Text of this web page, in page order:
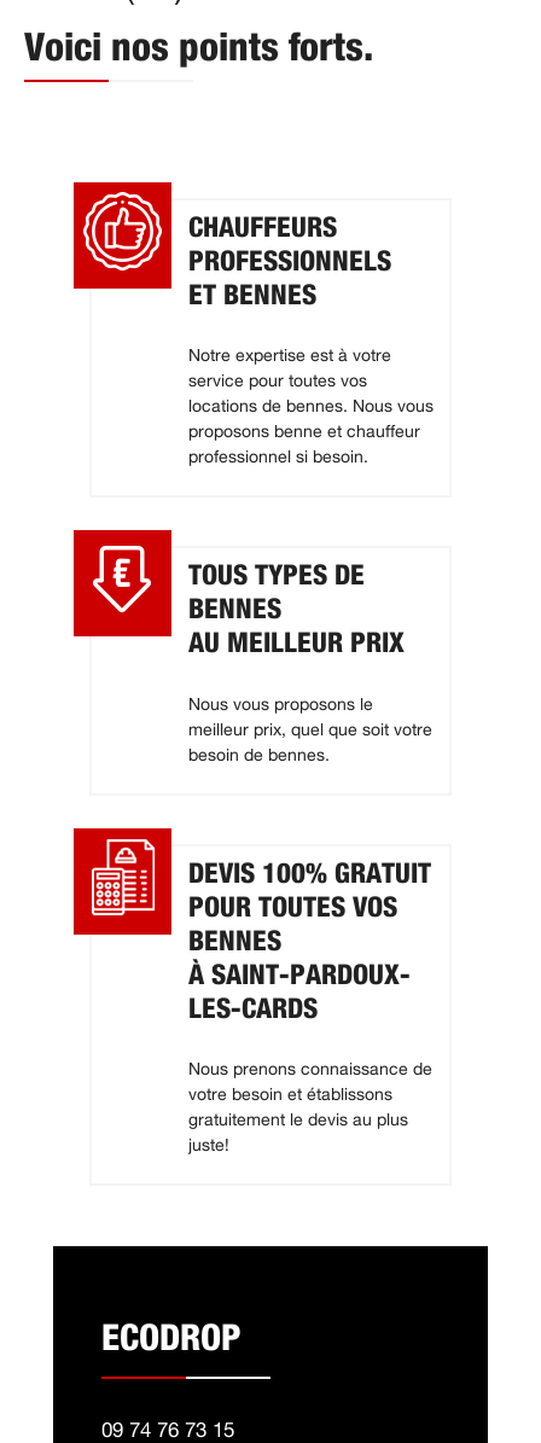
Voici nos points forts.
CHAUFFEURS
PROFESSIONNELS
ET BENNES
Notre expertise est à votre
service pour toutes vos
locations de bennes. Nous vous
proposons benne et chauffeur
professionnel si besoin.
TOUS TYPES DE
BENNES
AU MEILLEUR PRIX
Nous vous proposons le
meilleur prix, quel que soit votre
besoin de bennes.
DEVIS 100% GRATUIT
POUR TOUTES VOS
BENNES
À SAINT-PARDOUX-
LES-CARDS
Nous prenons connaissance de
votre besoin et établissons
gratuitement le devis au plus
juste!
ECODROP
09 74 76 73 15